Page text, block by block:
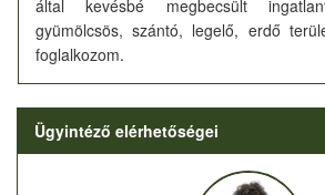
által kevésbé megbecsült
gyümölcsös, szántó, legelő, erdő
foglalkozom.
Ügyintéző elérhetőségei